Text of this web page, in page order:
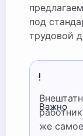
под
трудовой
Важно
Внештатный
же